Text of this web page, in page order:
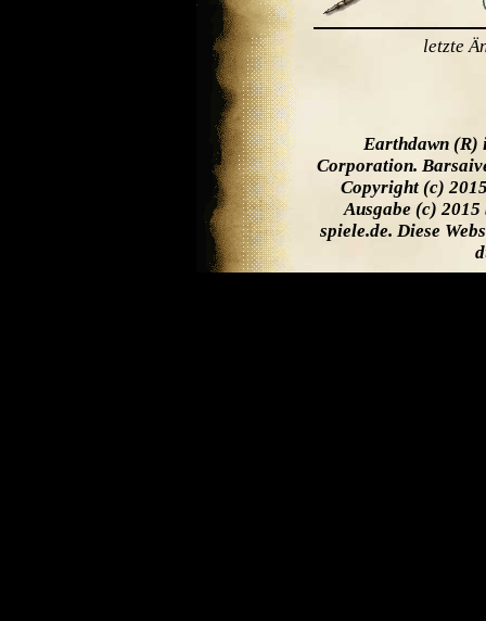
letzte
Earthdawn (R)
Corporation.
Copyright (c)
Ausgabe (c) 2015
spiele.de. Diese